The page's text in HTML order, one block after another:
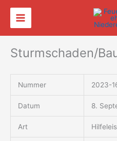
Inhalt
springen
Sturmschaden/
Nummer 2023-
Datum 8.
Art